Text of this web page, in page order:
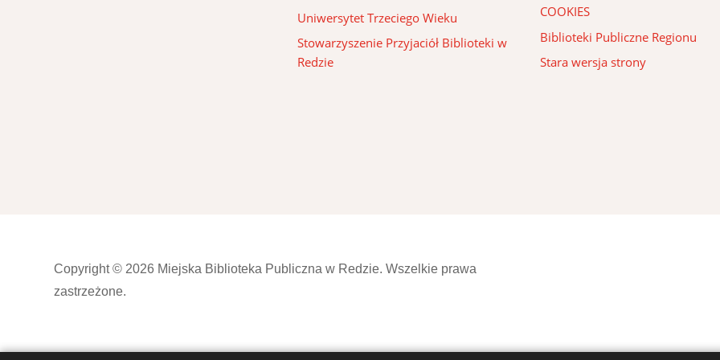
Uniwersytet Trzeciego Wieku
Stowarzyszenie Przyjaciół Biblioteki w
Redzie
COOKIES
Biblioteki Publiczne Regionu
Stara wersja strony
Copyright © 2026 Miejska Biblioteka Publiczna w Redzie. Wszelkie prawa
zastrzeżone.
OPIEKA, SERWIS I STRONA INTERNETOWADIVART.PL&KOPIE